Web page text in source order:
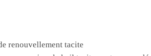
renouvellement tacite